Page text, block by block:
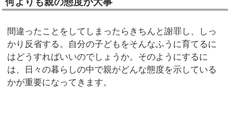
間違ったことをしてしまったらきちんと謝罪し、しっ
かり反省する。自分の子どもをそんなふうに育てるに
はどうすればいいのでしょうか。そのようにするに
は、日々の暮らしの中で親がどんな態度を示している
かが重要になってきます。